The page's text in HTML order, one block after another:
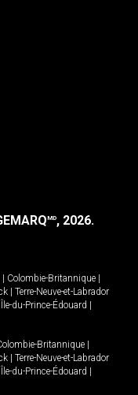
MD, 2026.
Colombie-Britannique
Terre-Neuve-et-Labrador
Île-du-Prince-Édouard
Britannique
Terre-Neuve-et-Labrador
Île-du-Prince-Édouard